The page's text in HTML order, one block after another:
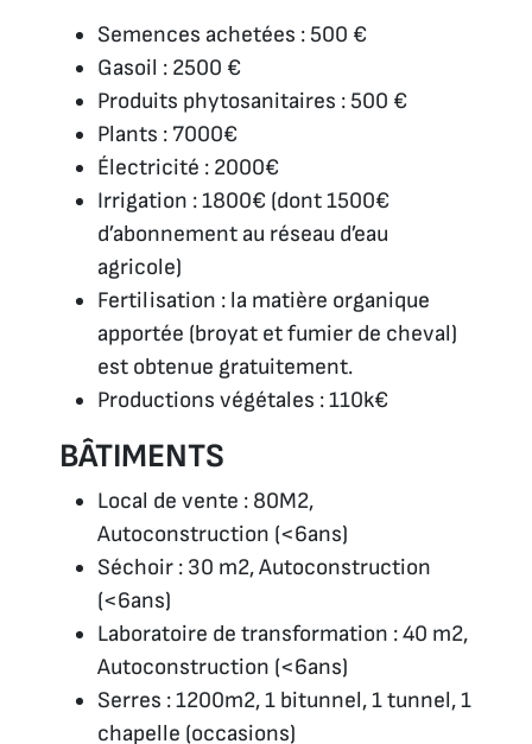
Semences achetées : 500 €
Gasoil : 2500 €
Produits phytosanitaires : 500 €
Plants : 7000€
Électricité : 2000€
Irrigation : 1800€ (dont 1500€
d’abonnement au réseau d’eau
agricole)
Fertilisation : la matière organique
apportée (broyat et fumier de cheval)
est obtenue gratuitement.
Productions végétales : 110k€
BÂTIMENTS
Local de vente : 80M2,
Autoconstruction (<6ans)
Séchoir : 30 m2, Autoconstruction
(<6ans)
Laboratoire de transformation : 40 m2,
Autoconstruction (<6ans)
Serres : 1200m2, 1 bitunnel, 1 tunnel, 1
chapelle (occasions)